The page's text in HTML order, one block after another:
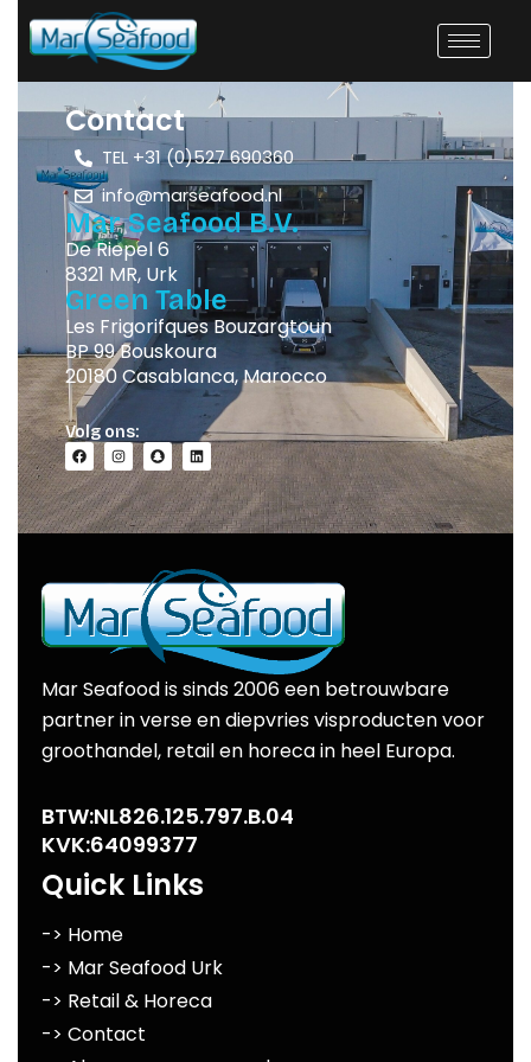
Contact
TEL +31 (0)527 690360
info@marseafood.nl
Mar Seafood B.V.
De Riepel 6
8321 MR, Urk
Green Table
Les Frigorifques Bouzargtoun
BP 99 Bouskoura
20180 Casablanca, Marocco
Volg ons:
Mar Seafood is sinds 2006 een betrouwbare
partner in verse en diepvries visproducten voor
groothandel, retail en horeca in heel Europa.
BTW:NL826.125.797.B.04
KVK:64099377
Quick Links
-> Home
-> Mar Seafood Urk
-> Retail & Horeca
-> Contact